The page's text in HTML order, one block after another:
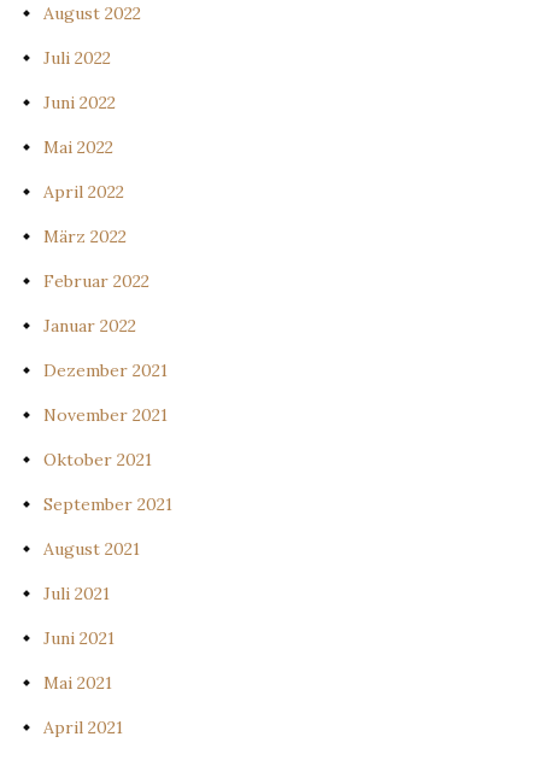
August 2022
Juli 2022
Juni 2022
Mai 2022
April 2022
März 2022
Februar 2022
Januar 2022
Dezember 2021
November 2021
Oktober 2021
September 2021
August 2021
Juli 2021
Juni 2021
Mai 2021
April 2021